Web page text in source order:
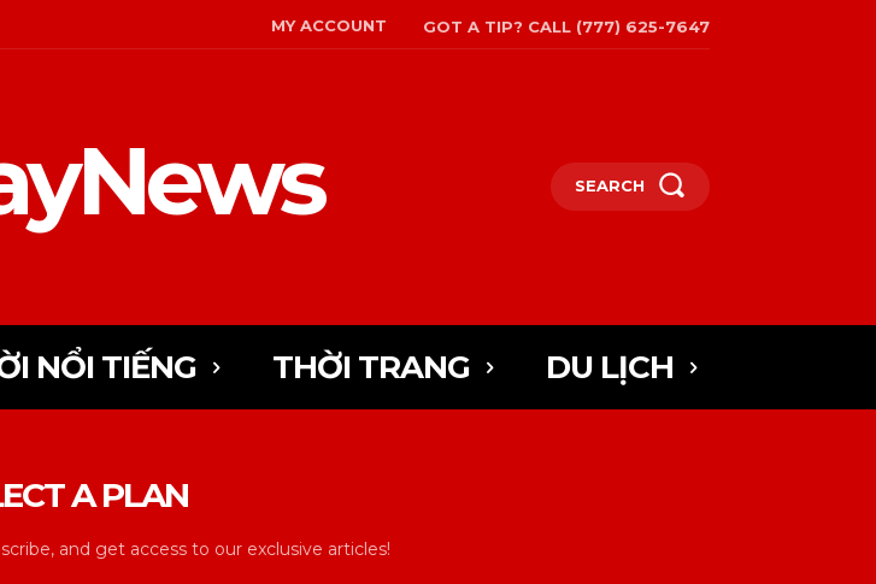
MY ACCOUNT GOT A TIP? CALL (777) 625-7647
SEARCH
NỔI TIẾNG THỜI TRANG DU LỊCH
A PLAN
and get access to our exclusive articles!